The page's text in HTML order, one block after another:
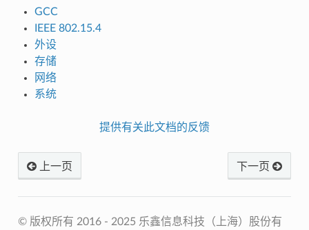
GCC
IEEE 802.15.4
外设
存储
网络
系统
提供有关此文档的反馈
上一页 下一页
© 版权所有 2016 - 2025 乐鑫信息科技（上海）股份有